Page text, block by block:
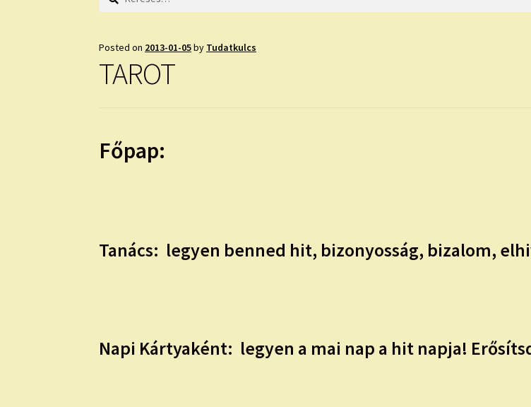
Posted on 2013-01-05by Tudatkulcs
TAROT
Főpap:
Tanács: legyen benned hit, bizonyosság, bizalom,
Napi Kártyaként: legyen a mai nap a hit napja!